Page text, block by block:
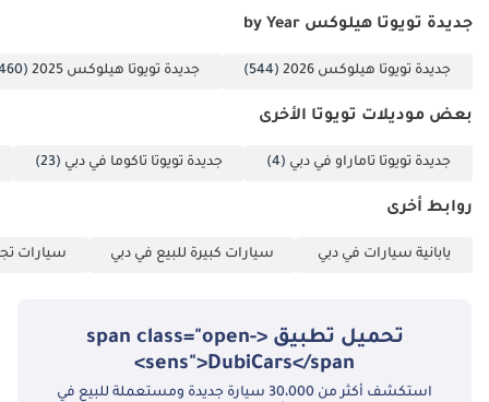
جديدة تويوتا هيلوكس by Year
جديدة تويوتا هيلوكس 2026 (544) جديدة تويوتا هيلوكس 2025 (460)
بعض موديلات تويوتا الأخرى
جديدة تويوتا تاماراو في دبي (4) جديدة تويوتا تاكوما في دبي (23)
روابط أخرى
يابانية سيارات في دبي سيارات كبيرة للبيع في دبي سيارات
تحميل تطبيق <span class="open-
sens">DubiCars</span>
استكشف أكثر من 30،000 سيارة جديدة ومستعملة للبيع في